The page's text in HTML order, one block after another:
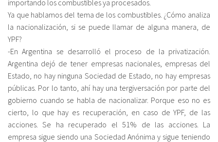
importando los combustibles ya procesados.
Ya que hablamos del tema de los combustibles. ¿Cómo analiza
la nacionalización, si se puede llamar de alguna manera, de
YPF?
-En Argentina se desarrolló el proceso de la privatización.
Argentina dejó de tener empresas nacionales, empresas del
Estado, no hay ninguna Sociedad de Estado, no hay empresas
públicas. Por lo tanto, ahí hay una tergiversación por parte del
gobierno cuando se habla de nacionalizar. Porque eso no es
cierto, lo que hay es recuperación, en caso de YPF, de las
acciones. Se ha recuperado el 51% de las acciones. La
empresa sigue siendo una Sociedad Anónima y sigue teniendo